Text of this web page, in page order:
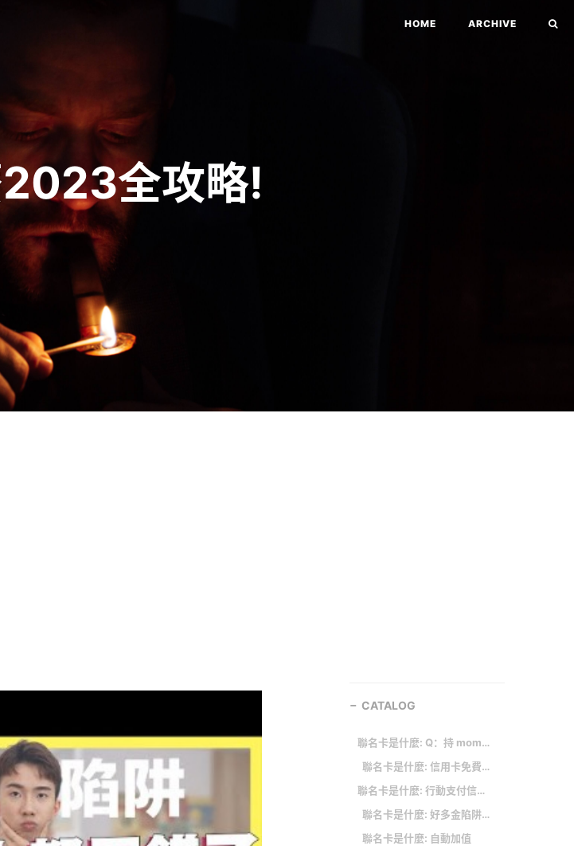
HOME ARCHIVE
全攻略!
CATALOG
聯名卡是什麼: Q：持 momo 卡於 momo 購物網刷卡消費，mo 幣可以和折價券同時使用嗎？
聯名卡是什麼: 信用卡免費機場接送優惠！20家銀行優惠門檻整理 最高1年接送8次
聯名卡是什麼: 行動支付信用卡綁哪張最優？LINE Pay/街口支付/Apple Pay/悠遊付信用卡推薦 最高回饋 27%
聯名卡是什麼: 好多金陷阱？看清楚好多金折抵方式和使用期限
聯名卡是什麼: 自動加值